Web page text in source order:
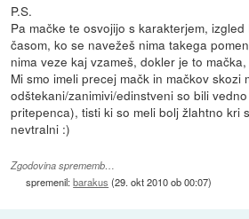
P.S.
Pa mačke te osvojijo s karakterjem,
časom, ko se navežeš nima takega
nima veze kaj vzameš, dokler je to
Mi smo imeli precej mačk in mačkov skozi
odštekani/zanimivi/edinstveni so bili
pritepenca), tisti ki so meli bolj žlahtno kri
nevtralni :)
Zgodovina sprememb…
spremenil:barakus (29. okt 2010 ob 00:07)